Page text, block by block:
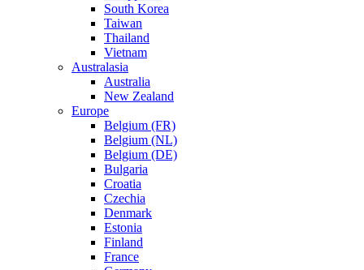
South Korea
Taiwan
Thailand
Vietnam
Australasia
Australia
New Zealand
Europe
Belgium (FR)
Belgium (NL)
Belgium (DE)
Bulgaria
Croatia
Czechia
Denmark
Estonia
Finland
France